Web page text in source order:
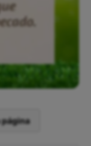
página